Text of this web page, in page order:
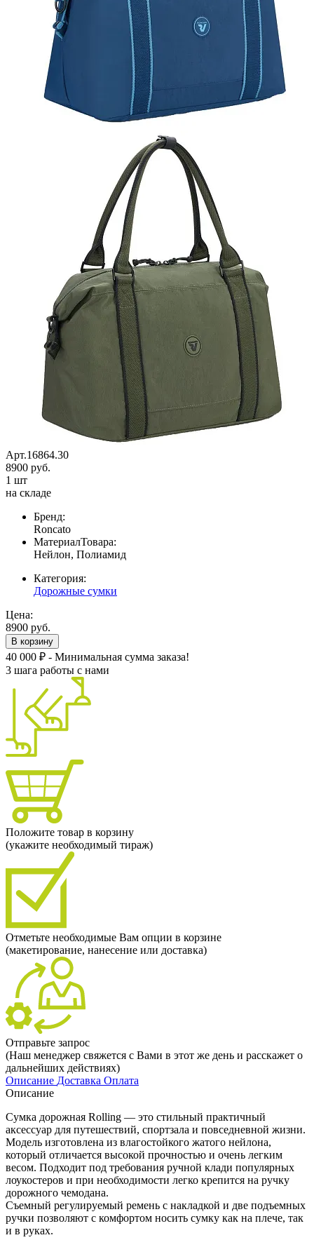
Арт.16864.30
8900 руб.
1 шт
на складе
Бренд:
Roncato
МатериалТовара:
Нейлон, Полиамид
Категория:
Дорожные сумки
Цена:
8900 руб.
В корзину
40 000 ₽ - Минимальная сумма заказа!
3 шага работы с нами
Положите товар в корзину
(укажите необходимый тираж)
Отметьте необходимые Вам опции в корзине
(макетирование, нанесение или доставка)
Отправьте запрос
(Наш менеджер свяжется с Вами в этот же день и расскажет о
дальнейших действиях)
Описание Доставка Оплата
Описание
Сумка дорожная Rolling — это стильный практичный
аксессуар для путешествий, спортзала и повседневной жизни.
Модель изготовлена из влагостойкого жатого нейлона,
который отличается высокой прочностью и очень легким
весом. Подходит под требования ручной клади популярных
лоукостеров и при необходимости легко крепится на ручку
дорожного чемодана.
Съемный регулируемый ремень с накладкой и две подъемных
ручки позволяют с комфортом носить сумку как на плече, так
и в руках.